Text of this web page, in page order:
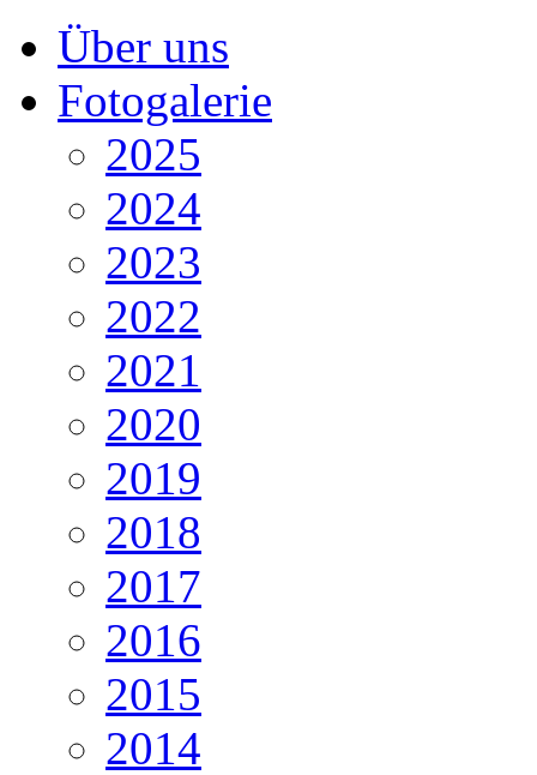
Über uns
Fotogalerie
2025
2024
2023
2022
2021
2020
2019
2018
2017
2016
2015
2014